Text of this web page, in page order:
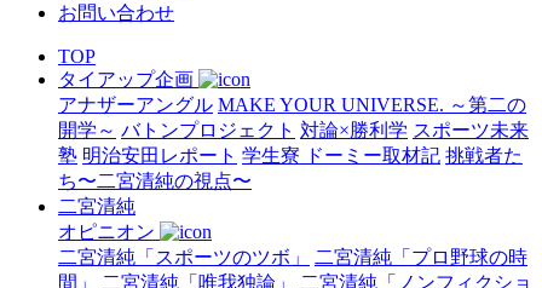
お問い合わせ
TOP
タイアップ企画
アナザーアングル MAKE YOUR UNIVERSE. ～第二の
開学～ バトンプロジェクト 対論×勝利学 スポーツ未来
塾 明治安田レポート 学生寮 ドーミー取材記 挑戦者た
ち〜二宮清純の視点〜
二宮清純
オピニオン
二宮清純「スポーツのツボ」
二宮清純「プロ野球の時
間」
二宮清純「唯我独論」
二宮清純「ノンフィクショ